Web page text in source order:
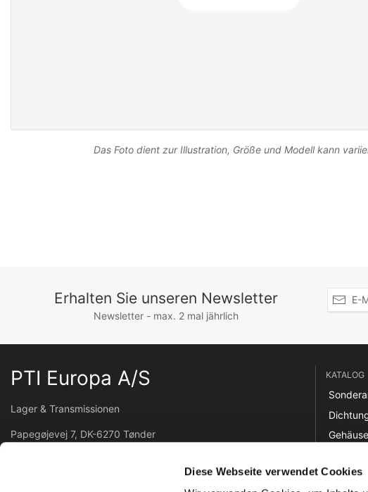
Diese Webseite verwendet Cookies
Das Foto dient zur Illustration, Größe und Modell kann
Erhalten Sie unseren Newsletter
Newsletter - max. 2 mal jährlich
PTI Europa A/S
Lager & Transmissionen
Papegøjevej 7, DK-6270 Tønder
KATALOG